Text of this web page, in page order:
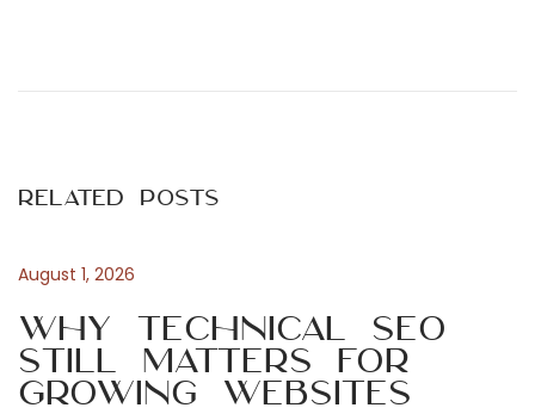
s
n
a
o
s
o
s
t
s
u
n
a
l
Related Posts
August 1, 2026
Why Technical SEO
Still Matters for
Growing Websites